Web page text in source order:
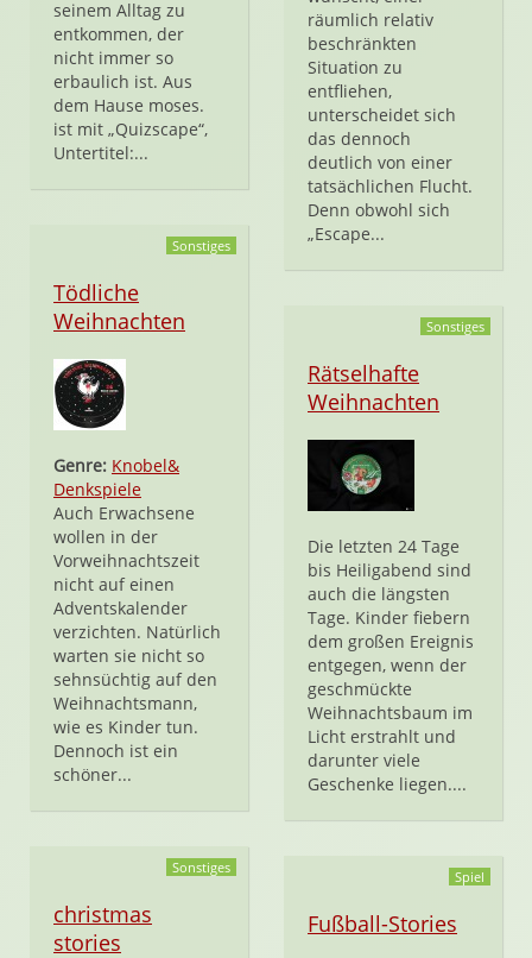
seinem Alltag zu
entkommen, der
nicht immer so
erbaulich ist. Aus
dem Hause moses.
ist mit „Quizscape“,
Untertitel:...
räumlich relativ
beschränkten
Situation zu
entfliehen,
unterscheidet sich
das dennoch
deutlich von einer
tatsächlichen Flucht.
Denn obwohl sich
„Escape...
Sonstiges
Tödliche
Weihnachten
Genre: Knobel&
Denkspiele
Auch Erwachsene
wollen in der
Vorweihnachtszeit
nicht auf einen
Adventskalender
verzichten. Natürlich
warten sie nicht so
sehnsüchtig auf den
Weihnachtsmann,
wie es Kinder tun.
Dennoch ist ein
schöner...
Sonstiges
Rätselhafte
Weihnachten
Die letzten 24 Tage
bis Heiligabend sind
auch die längsten
Tage. Kinder fiebern
dem großen Ereignis
entgegen, wenn der
geschmückte
Weihnachtsbaum im
Licht erstrahlt und
darunter viele
Geschenke liegen....
Sonstiges
christmas
stories
Spiel
Fußball-Stories